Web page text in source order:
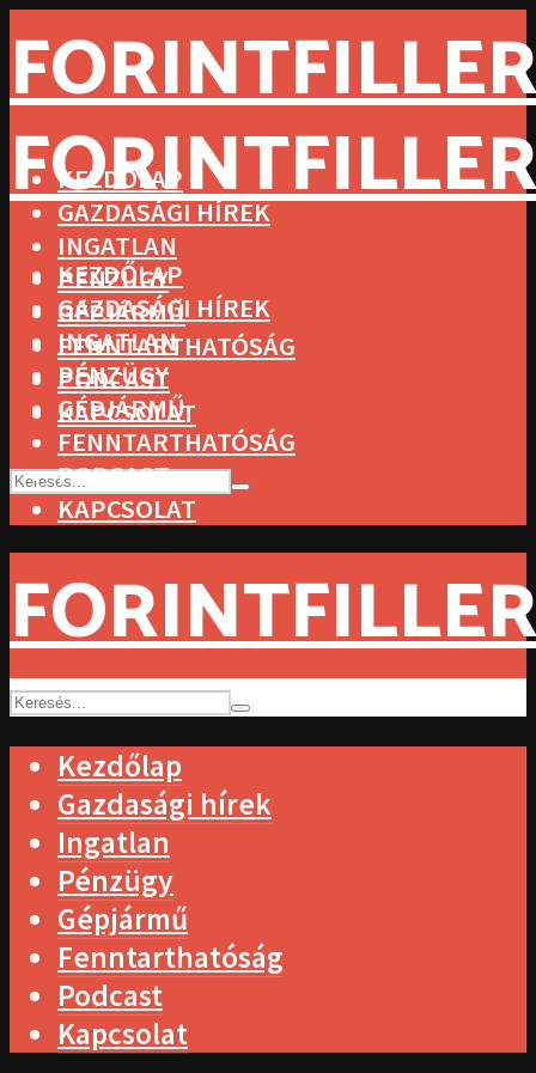
KEZDŐLAP
GAZDASÁGI HÍREK
INGATLAN
PÉNZÜGY
GÉPJÁRMŰ
FENNTARTHATÓSÁG
PODCAST
KAPCSOLAT
KEZDŐLAP
GAZDASÁGI HÍREK
INGATLAN
PÉNZÜGY
GÉPJÁRMŰ
FENNTARTHATÓSÁG
PODCAST
KAPCSOLAT
Kezdőlap
Gazdasági hírek
Ingatlan
Pénzügy
Gépjármű
Fenntarthatóság
Podcast
Kapcsolat